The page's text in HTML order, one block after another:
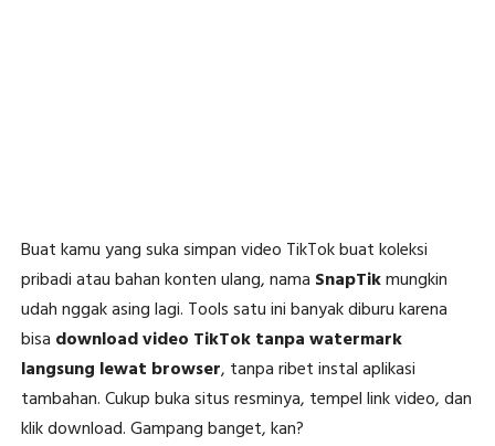
Buat kamu yang suka simpan video TikTok buat koleksi
pribadi atau bahan konten ulang, nama SnapTikmungkin
udah nggak asing lagi. Tools satu ini banyak diburu karena
bisa download video TikTok tanpa watermark
langsung lewat browser, tanpa ribet instal aplikasi
tambahan. Cukup buka situs resminya, tempel link video, dan
klik download. Gampang banget, kan?